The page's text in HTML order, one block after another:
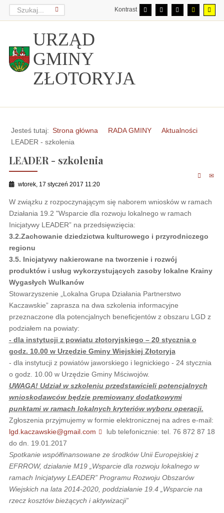
Kontrast
URZĄD
GMINY
ZŁOTORYJA
Jesteś tutaj: Strona główna RADA GMINY
Aktualności
LEADER - szkolenia
LEADER - szkolenia
wtorek, 17 styczeń 2017 11:20
W związku z rozpoczynającym się naborem wniosków w ramach
Działania 19.2 "Wsparcie dla rozwoju lokalnego w ramach
Inicjatywy LEADER” na przedsięwzięcia:
3.2.Zachowanie dziedzictwa kulturowego i przyrodniczego
regionu
3.5. Inicjatywy nakierowane na tworzenie i rozwój
produktów i usług wykorzystujących zasoby lokalne Krainy
Wygasłych Wulkanów
Stowarzyszenie „Lokalna Grupa Działania Partnerstwo
Kaczawskie” zaprasza na dwa szkolenia informacyjne
przeznaczone dla potencjalnych beneficjentów z obszaru LGD z
podziałem na powiaty:
- dla instytucji z powiatu złotoryjskiego – 20 stycznia o
godz. 10.00 w Urzędzie Gminy Wiejskiej Złotoryja
- dla instytucji z powiatów jaworskiego i legnickiego - 24 stycznia
o godz. 10.00 w Urzędzie Gminy Mściwojów.
UWAGA! Udział w szkoleniu przedstawicieli potencjalnych
wnioskodawców będzie premiowany dodatkowymi
punktami w ramach lokalnych kryteriów wyboru operacji.
Zgłoszenia przyjmujemy w formie elektronicznej na adres e-mail:
lgd.kaczawskie@gmail.com
lub telefonicznie: tel. 76 872 87 18
do dn. 19.01.2017
Spotkanie współfinansowane ze środków Unii Europejskiej z
EFRROW, działanie M19 „Wsparcie dla rozwoju lokalnego w
ramach Inicjatywy LEADER” Programu Rozwoju Obszarów
Wiejskich na lata 2014-2020, poddziałanie 19.4 „Wsparcie na
rzecz kosztów bieżących i aktywizacji”